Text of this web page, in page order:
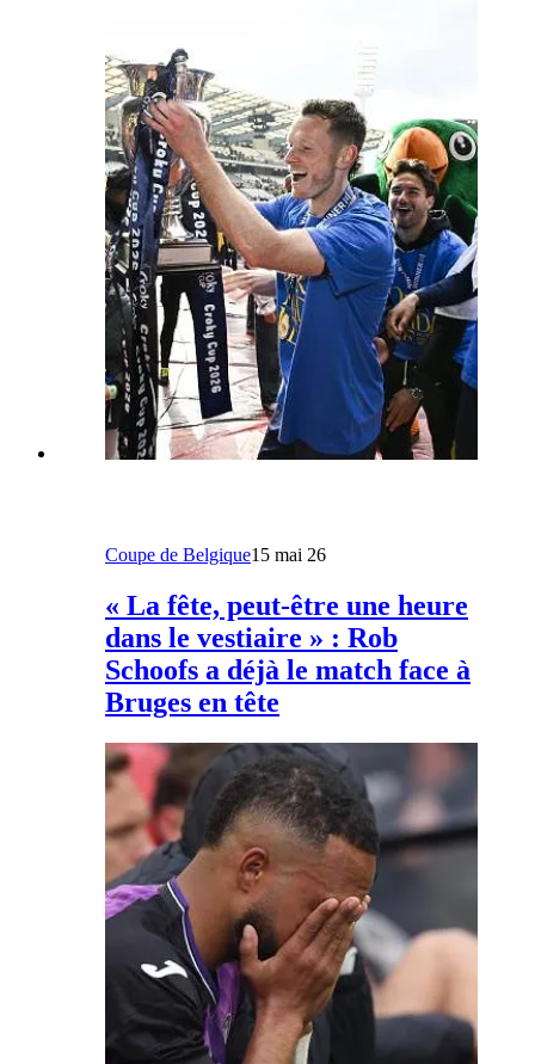
Coupe de Belgique15 mai 26
« La fête, peut-être une heure
dans le vestiaire » : Rob
Schoofs a déjà le match face à
Bruges en tête